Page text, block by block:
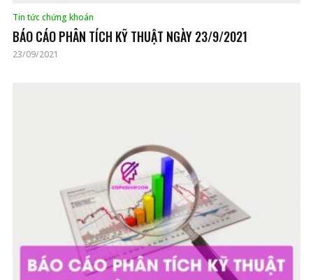
Tin tức chứng khoán
BÁO CÁO PHÂN TÍCH KỸ THUẬT NGÀY 23/9/2021
23/09/2021